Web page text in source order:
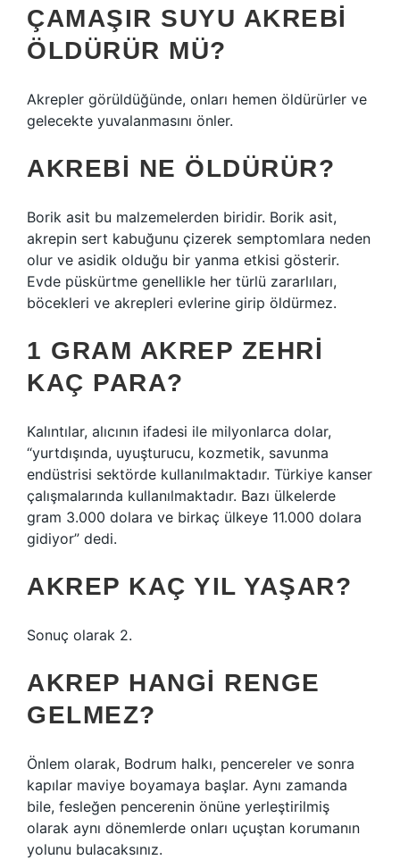
ÇAMAŞIR SUYU AKREBI
ÖLDÜRÜR MÜ?
Akrepler görüldüğünde, onları hemen öldürürler ve
gelecekte yuvalanmasını önler.
AKREBI NE ÖLDÜRÜR?
Borik asit bu malzemelerden biridir. Borik asit,
akrepin sert kabuğunu çizerek semptomlara neden
olur ve asidik olduğu bir yanma etkisi gösterir.
Evde püskürtme genellikle her türlü zararlıları,
böcekleri ve akrepleri evlerine girip öldürmez.
1 GRAM AKREP ZEHRI
KAÇ PARA?
Kalıntılar, alıcının ifadesi ile milyonlarca dolar,
“yurtdışında, uyuşturucu, kozmetik, savunma
endüstrisi sektörde kullanılmaktadır. Türkiye kanser
çalışmalarında kullanılmaktadır. Bazı ülkelerde
gram 3.000 dolara ve birkaç ülkeye 11.000 dolara
gidiyor” dedi.
AKREP KAÇ YIL YAŞAR?
Sonuç olarak 2.
AKREP HANGI RENGE
GELMEZ?
Önlem olarak, Bodrum halkı, pencereler ve sonra
kapılar maviye boyamaya başlar. Aynı zamanda
bile, fesleğen pencerenin önüne yerleştirilmiş
olarak aynı dönemlerde onları uçuştan korumanın
yolunu bulacaksınız.